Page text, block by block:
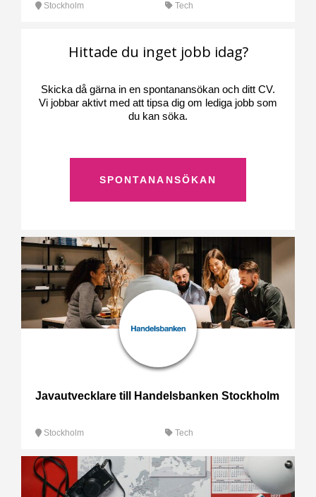
Stockholm Tech
Hittade du inget jobb idag?
Skicka då gärna in en spontanansökan och ditt CV.
Vi jobbar aktivt med att tipsa dig om lediga jobb som
du kan söka.
SPONTANANSÖKAN
Javautvecklare till Handelsbanken Stockholm
Stockholm Tech